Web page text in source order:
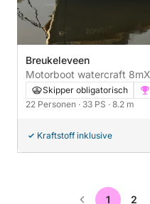
Breukeleveen
Skipper obligatorisch
22 Personen · 33 PS · 8.2 m
Kraftstoff inklusive
1 2